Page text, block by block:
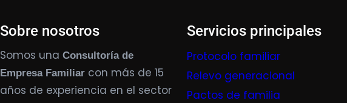
Sobre nosotros
Somos una Consultoría de
Empresa Familiar con más de 15
años de experiencia en el sector
Servicios principales
Protocolo familiar
Relevo generacional
Pactos de familia